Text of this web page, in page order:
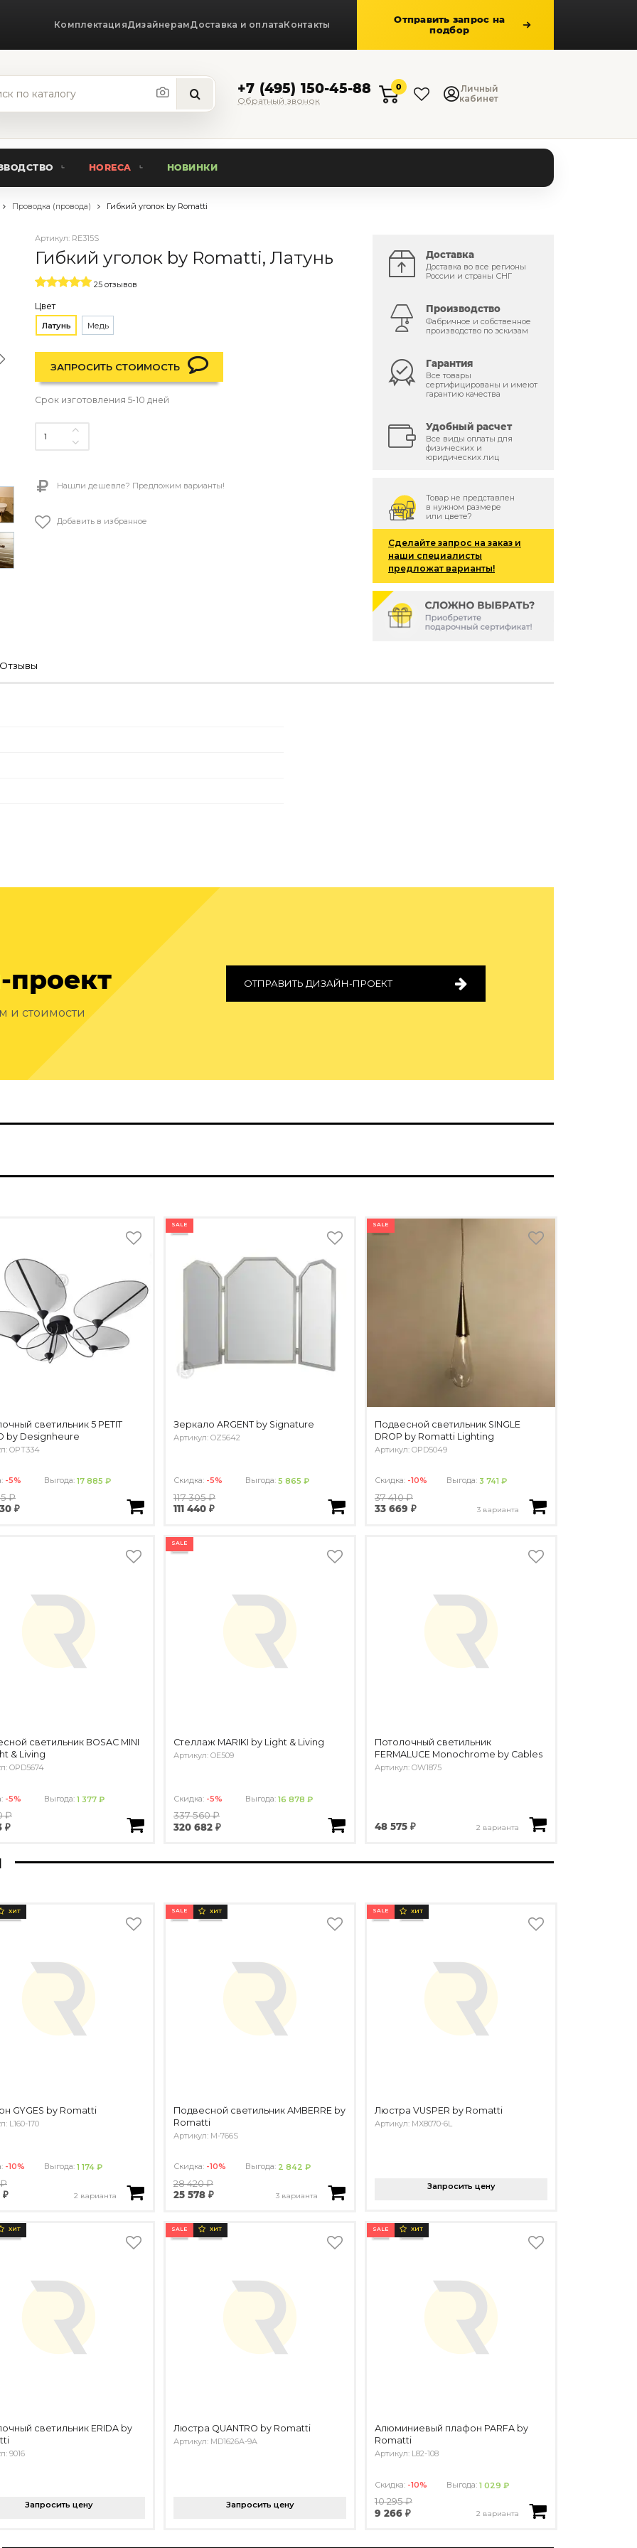
КомплектацияДизайнерамДоставка и оплатаКонтакты
Отправить запрос на
подбор
+7 (495) 150-45-88
Обратный звонок
0
Личный
кабинет
HORECA НОВИНКИ
Проводка (провода) Гибкий уголок by Romatti
Артикул: RE315S
Гибкий уголок by Romatti, Латунь
25 отзывов
Цвет
Латунь Медь
ЗАПРОСИТЬ СТОИМОСТЬ
Срок изготовления 5-10 дней
Нашли дешевле? Предложим варианты!
Добавить в избранное
Доставка
Доставка во все регионы
России и страны СНГ
Производство
Фабричное и собственное
производство по эскизам
Гарантия
Все товары
сертифицированы и имеют
гарантию качества
Удобный расчет
Все виды оплаты для
физических и
юридических лиц
Товар не представлен
в нужном размере
или цвете?
Сделайте запрос на заказ и
наши специалисты
предложат варианты!
Отзывы
проект
и стоимости
ОТПРАВИТЬ ДИЗАЙН-ПРОЕКТ
светильник 5 PETIT
by Designheure
OPT334
-5% Выгода:17 885 ₽
₽
₽
SALE
Зеркало ARGENT by Signature
Артикул: OZ5642
Скидка: -5% Выгода:5 865 ₽
117 305 ₽
111 440 ₽
SALE
Подвесной светильник SINGLE
DROP by Romatti Lighting
Артикул: OPD5049
Скидка: -10% Выгода: 3 741 ₽
37 410 ₽
33 669 ₽
3 варианта
светильник BOSAC MINI
& Living
OPD5674
-5% Выгода:1 377 ₽
₽
₽
SALE
Стеллаж MARIKI by Light & Living
Артикул: OE509
Скидка: -5% Выгода:16 878 ₽
337 560 ₽
320 682 ₽
Потолочный светильник
FERMALUCE Monochrome by Cables
Артикул: OW1875
48 575 ₽ 2 варианта
ХИТ
GYGES by Romatti
L160-170
-10% Выгода:1 174 ₽
₽
₽
2 варианта
SALE ХИТ
Подвесной светильник AMBERRE by
Romatti
Артикул: M-766S
Скидка: -10% Выгода: 2 842 ₽
28 420 ₽
25 578 ₽
3 варианта
SALE ХИТ
Люстра VUSPER by Romatti
Артикул: MX8070-6L
Запросить цену
ХИТ
светильник ERIDA by
9016
Запросить цену
SALE ХИТ
Люстра QUANTRO by Romatti
Артикул: MD1626A-9A
Запросить цену
SALE ХИТ
Алюминиевый плафон PARFA by
Romatti
Артикул: L82-108
Скидка: -10% Выгода:1 029 ₽
10 295 ₽
9 266 ₽
2 варианта